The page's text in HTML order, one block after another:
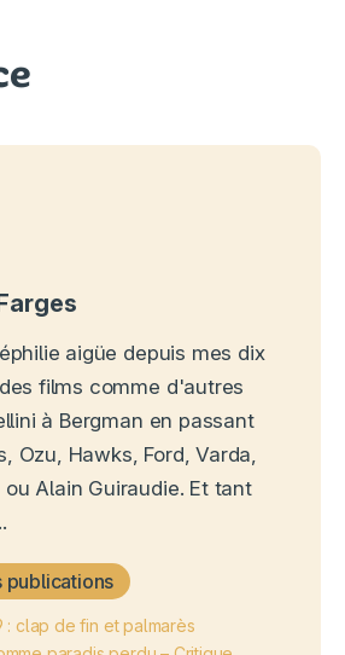
aigüe depuis mes dix
films comme d'autres
à Bergman en passant
Ozu, Hawks, Ford, Varda,
ou Alain Guiraudie. Et tant
publications
: clap de fin et palmarès